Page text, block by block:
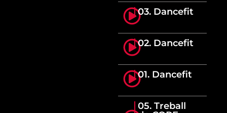
03. Dancefit
02. Dancefit
01. Dancefit
05. Treball